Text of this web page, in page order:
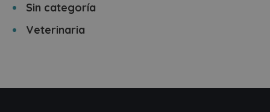
Sin categoría
Veterinaria